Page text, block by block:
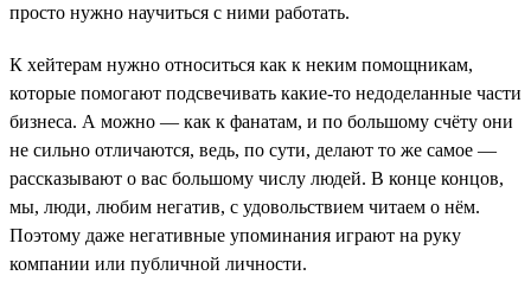
просто нужно научиться с ними работать.
К хейтерам нужно относиться как к неким помощникам,
которые помогают подсвечивать какие-то недоделанные части
бизнеса. А можно — как к фанатам, и по большому счёту они
не сильно отличаются, ведь, по сути, делают то же самое —
рассказывают о вас большому числу людей. В конце концов,
мы, люди, любим негатив, с удовольствием читаем о нём.
Поэтому даже негативные упоминания играют на руку
компании или публичной личности.